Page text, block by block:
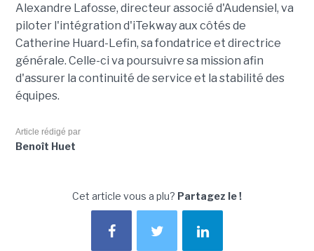
Alexandre Lafosse, directeur associé d'Audensiel, va
piloter l'intégration d'iTekway aux côtés de
Catherine Huard-Lefin, sa fondatrice et directrice
générale. Celle-ci va poursuivre sa mission afin
d'assurer la continuité de service et la stabilité des
équipes.
Article rédigé par
Benoît Huet
Cet article vous a plu? Partagez le !